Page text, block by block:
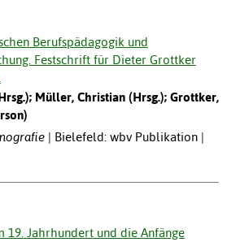
Berufspädagogik und
Festschrift für Dieter Grottker
Müller, Christian (Hrsg.); Grottker,
Bielefeld: wbv Publikation |
19. Jahrhundert und die Anfänge